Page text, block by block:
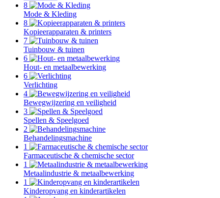
8
Mode & Kleding
8
Kopieerapparaten & printers
7
Tuinbouw & tuinen
6
Hout- en metaalbewerking
6
Verlichting
4
Bewegwijzering en veiligheid
3
Spellen & Speelgoed
2
Behandelingsmachine
1
Farmaceutische & chemische sector
1
Metaalindustrie & metaalbewerking
1
Kinderopvang en kinderartikelen